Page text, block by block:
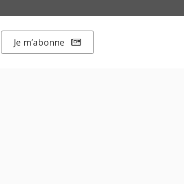
Je m’abonne